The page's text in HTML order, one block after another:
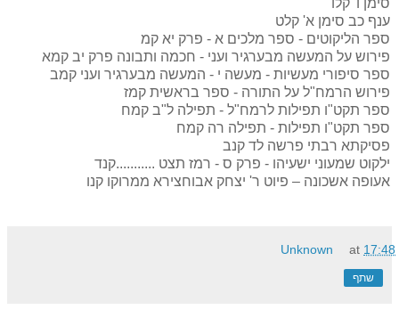
סימן ו' קלו
ענף כב סימן א' קלט
ספר הליקוטים - ספר מלכים א - פרק יא קמ
פירוש על המעשה מבערגיר ועני - חכמה ותבונה פרק יב קמא
ספר סיפורי מעשיות - מעשה י - המעשה מבערגיר ועני קמב
פירוש הרמח"ל על התורה - ספר בראשית קמז
ספר תקט"ו תפילות לרמח"ל - תפילה ל"ב קמח
ספר תקט"ו תפילות - תפילה רה קמח
פסיקתא רבתי פרשה לד קנב
ילקוט שמעוני ישעיהו - פרק ס - רמז תצט ...........קנד
אעופה אשכונה – פיוט ר' יצחק אבוחצירא ממרוקו קנו
Unknown at 17:48
שתף